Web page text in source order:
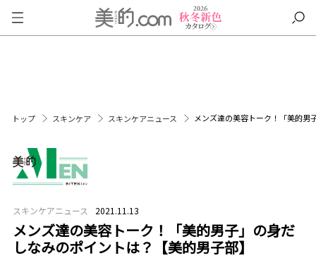
トップ スキンケア スキンケアニュース メンズ達の美容トーク！「美的男
スキンケアニュース 2021.11.13
メンズ達の美容トーク！「美的男子」の身だ
しなみのポイントは？【美的男子部】